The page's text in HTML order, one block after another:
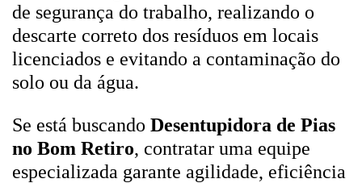
de segurança do trabalho, realizando o
descarte correto dos resíduos em locais
licenciados e evitando a contaminação do
solo ou da água.
Se está buscando Desentupidora de Pias
no Bom Retiro, contratar uma equipe
especializada garante agilidade, eficiência